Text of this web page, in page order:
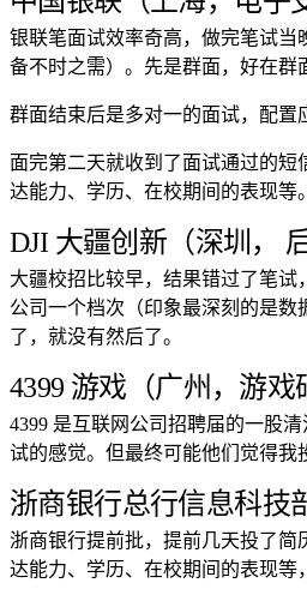
银联笔面试效率奇高，做完笔试
备不时之需）。先是群面，好在
群面结束后是多对一的面试，配置
面完第二天就收到了面试通过的
达能力、学历、在校期间的表现等。
DJI 大疆创新（深圳，
大疆校招比较早，结果错过了笔
公司一个档次（印象最深刻的是
了，就没有然后了。
4399 游戏（广州，游
4399 是互联网公司招聘届的一股
试的感觉。但最终可能他们觉得我
浙商银行总行信息科技
浙商银行提前批，提前几天投了
达能力、学历、在校期间的表现